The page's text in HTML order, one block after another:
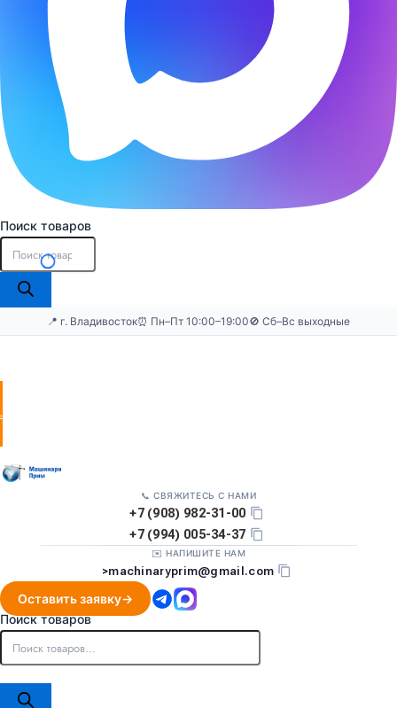
Поиск товаров
📍 г. Владивосток⏰ Пн–Пт 10:00–19:00🚫 Сб–Вс выходные
заявку
📞 СВЯЖИТЕСЬ С НАМИ
+7 (908) 982-31-00
+7 (994) 005-34-37
✉️ НАПИШИТЕ НАМ
>machinaryprim@gmail.com
Оставить заявку
Поиск товаров